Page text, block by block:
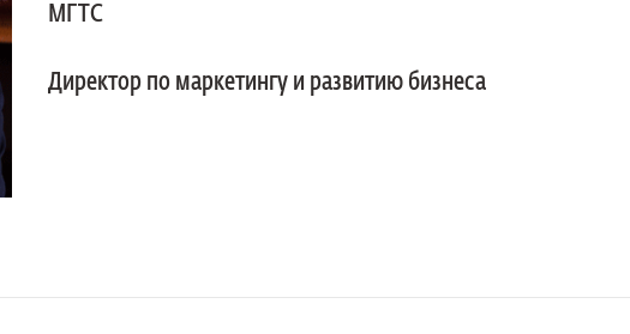
МГТС
Директор по маркетингу и развитию бизнеса